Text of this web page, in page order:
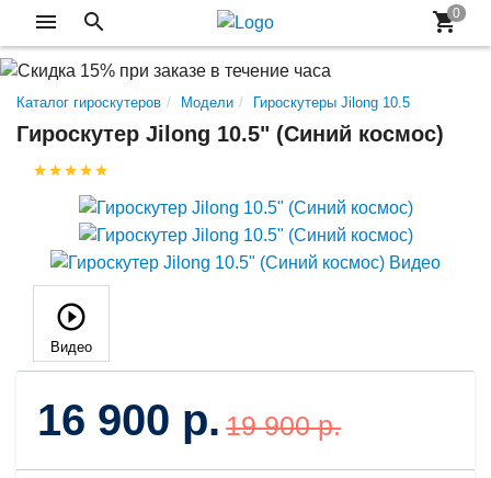
Каталог гироскутеров Модели Гироскутеры Jilong 10.5
Гироскутер Jilong 10.5" (Синий космос)
Видео
16 900 р. 19 900 р.